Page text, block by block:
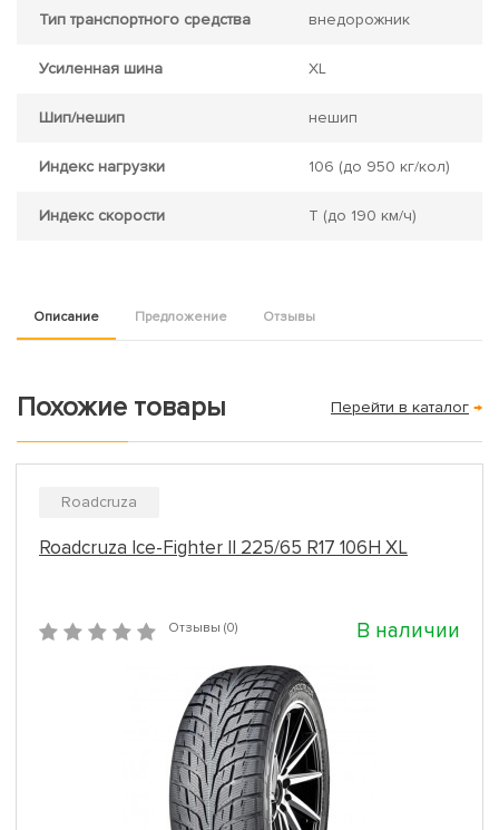
Тип транспортного средства внедорожник
Усиленная шина XL
Шип/нешип нешип
Индекс нагрузки 106 (до 950 кг/кол)
Индекс скорости T (до 190 км/ч)
Описание Предложение Отзывы
Похожие товары Перейти в каталог →
Roadcruza
Roadcruza Ice-Fighter II 225/65 R17 106H XL
Отзывы (0) В наличии